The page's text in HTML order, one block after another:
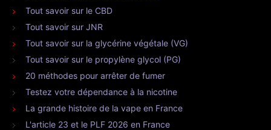
Tout savoir sur le CBD
Tout savoir sur JNR
Tout savoir sur la glycérine végétale (VG)
Tout savoir sur le propylène glycol (PG)
20 méthodes pour arrêter de fumer
Testez votre dépendance à la nicotine
La grande histoire de la vape en France
L'article 23 et le PLF 2026 en France